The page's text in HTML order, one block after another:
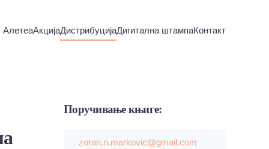
АлетеаАкцијаДистрибуцијаДигитална штампаКонтакт
Поручивањекњиге:
zoran.n.markovic@gmail.com